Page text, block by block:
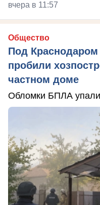
вчера в 11:57
Общество
Под
пробили
частном доме
Обломки БПЛА